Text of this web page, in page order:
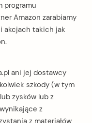
programu
Amazon zarabiamy
akcjach takich jak
ani jej dostawcy
szkody (w tym
zysków lub z
z